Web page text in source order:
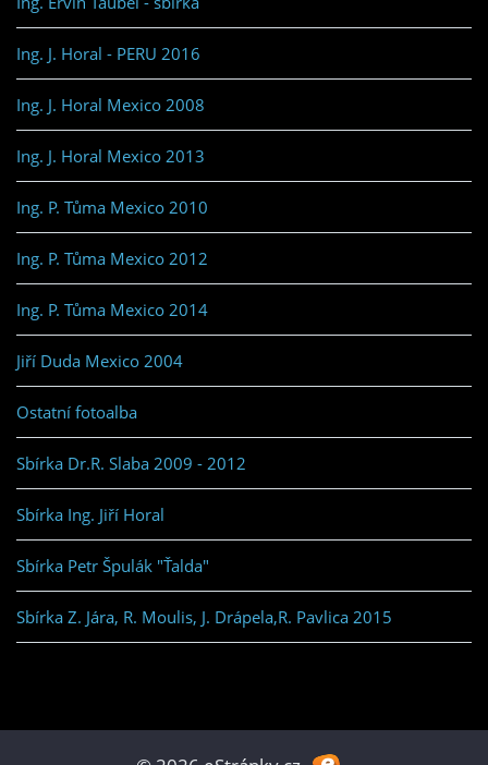
Ing. J. Horal - PERU 2016
Ing. J. Horal Mexico 2008
Ing. J. Horal Mexico 2013
Ing. P. Tůma Mexico 2010
Ing. P. Tůma Mexico 2012
Ing. P. Tůma Mexico 2014
Jiří Duda Mexico 2004
Ostatní fotoalba
Sbírka Dr.R. Slaba 2009 - 2012
Sbírka Ing. Jiří Horal
Sbírka Petr Špulák "Ťalda"
Sbírka Z. Jára, R. Moulis, J. Drápela,R. Pavlica 2015